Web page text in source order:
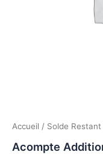
Accueil / Solde Restant
Acompte